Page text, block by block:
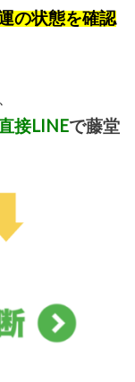
の状態を確認
接LINEで藤堂